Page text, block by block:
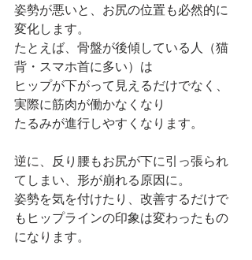
姿勢が悪いと、お尻の位置も必然的に
変化します。
たとえば、骨盤が後傾している人（猫
背・スマホ首に多い）は
ヒップが下がって見えるだけでなく、
実際に筋肉が働かなくなり
たるみが進行しやすくなります。
逆に、反り腰もお尻が下に引っ張られ
てしまい、形が崩れる原因に。
姿勢を気を付けたり、改善するだけで
もヒップラインの印象は変わったもの
になります。